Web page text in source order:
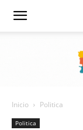
Diario
Portada
Inicio Politica
Politica